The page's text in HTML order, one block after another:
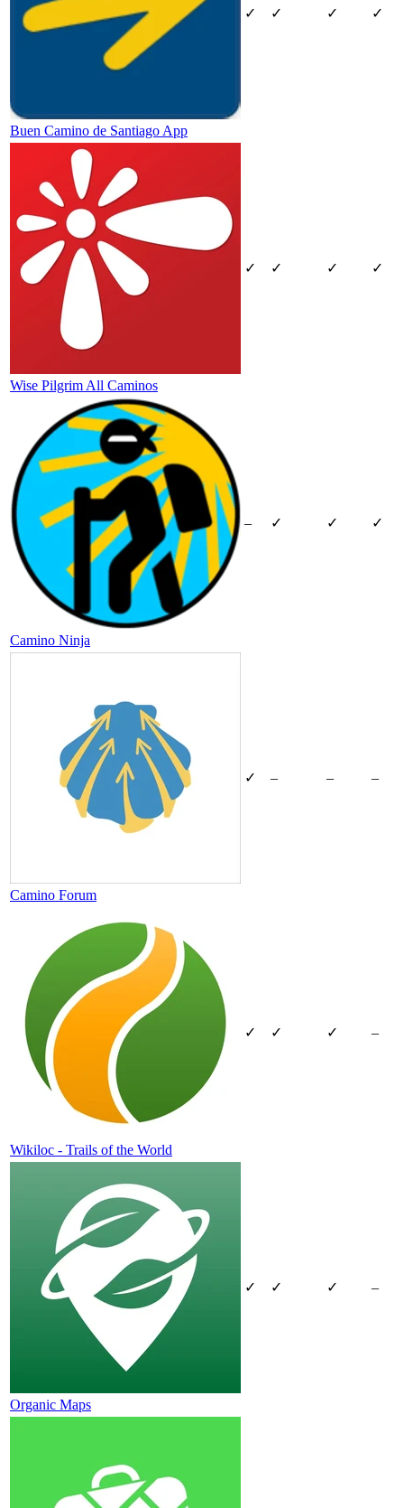
Buen Camino de Santiago App
✓ ✓ ✓ ✓
Wise Pilgrim All Caminos
✓ ✓ ✓ ✓
Camino Ninja
– ✓ ✓ ✓
Camino Forum
✓ – – –
Wikiloc - Trails of the World
✓ ✓ ✓ –
Organic Maps
✓ ✓ ✓ –